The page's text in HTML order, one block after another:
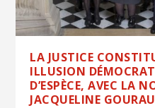
LA JUSTICE
ILLUSION
D’ESPÈCE, AVEC LA
JACQUELINE